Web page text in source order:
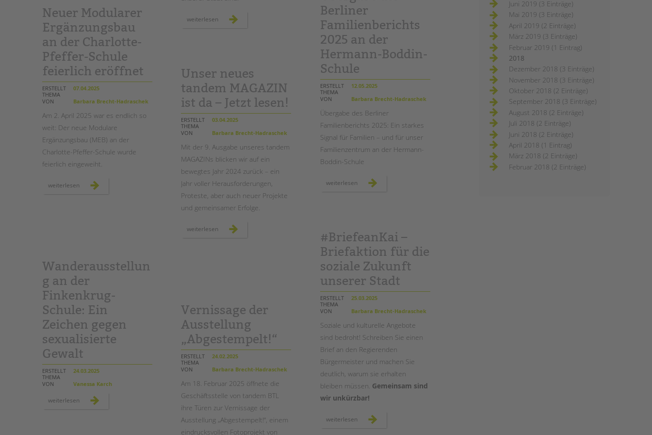
weiterlesen mehr
2.
juni
roten
rathaus
Berliner
Familienberichts
2025 an der
Hermann-Boddin-
Schule
ERSTELLT
12.05.2025
THEMA
VON
Barbara Brecht-Hadraschek
Übergabe des Berliner
Familienberichts 2025: Ein starkes
Signal für Familien – und für unser
Familienzentrum an der Hermann-
Boddin-Schule
weiterlesen übergabe
schule
Neuer Modularer
Ergänzungsbau
an der Charlotte-
Pfeffer-Schule
feierlich eröffnet
ERSTELLT
07.04.2025
THEMA
VON
Barbara Brecht-Hadraschek
Am 2. April 2025 war es endlich so
weit: Der neue Modulare
Ergänzungsbau (MEB) an der
Charlotte-Pfeffer-Schule wurde
feierlich eingeweiht.
weiterlesen neuer
modularer
Unser neues
tandem MAGAZIN
ist da – Jetzt lesen!
ERSTELLT
03.04.2025
THEMA
VON
Barbara Brecht-Hadraschek
Mit der 9. Ausgabe unseres tandem
MAGAZINs blicken wir auf ein
bewegtes Jahr 2024 zurück – ein
Jahr voller Herausforderungen,
Proteste, aber auch neuer Projekte
und gemeinsamer Erfolge.
weiterlesen unser
neues
#BriefeanKai –
Briefaktion für die
soziale Zukunft
unserer Stadt
ERSTELLT
25.03.2025
THEMA
VON
Barbara Brecht-Hadraschek
Soziale und kulturelle Angebote
sind bedroht! Schreiben Sie einen
Brief an den Regierenden
Bürgermeister und machen Sie
deutlich, warum sie erhalten
bleiben müssen. Gemeinsam sind
wir unkürzbar!
weiterlesen #briefeankai
Wanderausstellun
g an der
Finkenkrug-
Schule: Ein
Zeichen gegen
sexualisierte
Gewalt
ERSTELLT
24.03.2025
THEMA
VON
Vanessa Karch
weiterlesen wanderausstellung
Vernissage der
Ausstellung
„Abgestempelt!“
ERSTELLT
24.02.2025
THEMA
VON
Barbara Brecht-Hadraschek
Am 18. Februar 2025 öffnete die
Geschäftsstelle von tandem BTL
ihre Türen zur Vernissage der
Ausstellung „Abgestempelt!“, einem
eindrucksvollen Fotoprojekt von
Juni 2019 (3 Einträge)
Mai 2019 (3 Einträge)
April 2019 (2 Einträge)
März 2019 (3 Einträge)
Februar 2019 (1 Eintrag)
2018
Dezember 2018 (3 Einträge)
November 2018 (3 Einträge)
Oktober 2018 (2 Einträge)
September 2018 (3 Einträge)
August 2018 (2 Einträge)
Juli 2018 (2 Einträge)
Juni 2018 (2 Einträge)
April 2018 (1 Eintrag)
März 2018 (2 Einträge)
Februar 2018 (2 Einträge)